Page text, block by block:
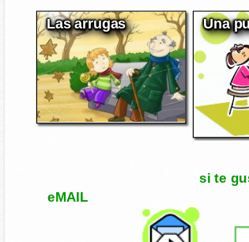
Las arrugas Una
si te
eMAIL